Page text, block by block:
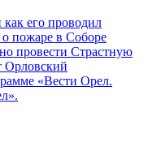
его проводил
пожаре в Соборе
провести Страстную
Орловский
«Вести Орел.